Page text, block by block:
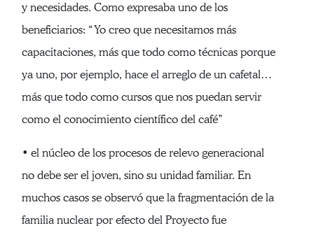
y necesidades. Como expresaba uno de los
beneficiarios: “Yo creo que necesitamos más
capacitaciones, más que todo como técnicas porque
ya uno, por ejemplo, hace el arreglo de un cafetal…
más que todo como cursos que nos puedan servir
como el conocimiento científico del café”
• el núcleo de los procesos de relevo generacional
no debe ser el joven, sino su unidad familiar. En
muchos casos se observó que la fragmentación de la
familia nuclear por efecto del Proyecto fue